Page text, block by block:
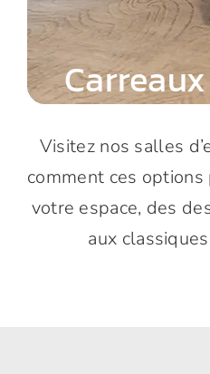
Visitez nos salles
comment ces
votre espace, des
aux